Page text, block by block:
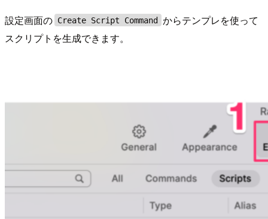
設定画面の Create Script Command からテンプレを使って
スクリプトを生成できます。